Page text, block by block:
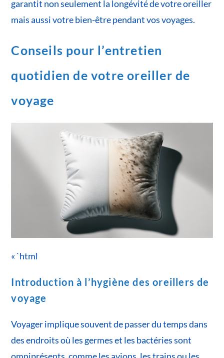
garantit non seulement la longévité de votre oreiller
mais aussi votre bien-être pendant vos voyages.
Conseils pour l’entretien
quotidien de votre oreiller de
voyage
« `html
Introduction à l’hygiène des oreillers de
voyage
Voyager implique souvent de passer du temps dans
des endroits où les germes et les bactéries sont